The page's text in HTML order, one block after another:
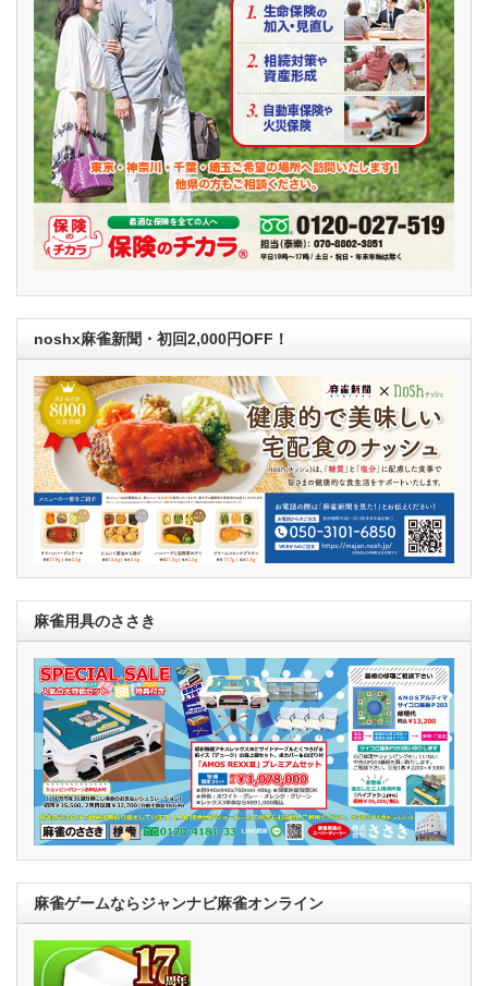
noshx麻雀新聞・初回2,000円OFF！
麻雀用具のささき
麻雀ゲームならジャンナビ麻雀オンライン